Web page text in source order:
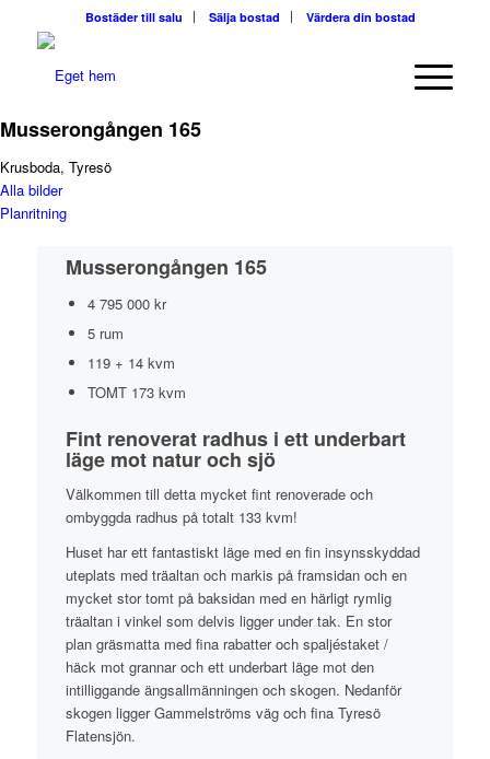
Bostäder till salu Sälja bostad Värdera din bostad
Musserongången 165
Krusboda, Tyresö
Alla bilder
Planritning
Musserongången 165
4 795 000 kr
5 rum
119 + 14 kvm
TOMT173 kvm
Fint renoverat radhus i ett underbart
läge mot natur och sjö
Välkommen till detta mycket fint renoverade och
ombyggda radhus på totalt 133 kvm!
Huset har ett fantastiskt läge med en fin insynsskyddad
uteplats med träaltan och markis på framsidan och en
mycket stor tomt på baksidan med en härligt rymlig
träaltan i vinkel som delvis ligger under tak. En stor
plan gräsmatta med fina rabatter och spaljéstaket /
häck mot grannar och ett underbart läge mot den
intilliggande ängsallmänningen och skogen. Nedanför
skogen ligger Gammelströms väg och fina Tyresö
Flatensjön.